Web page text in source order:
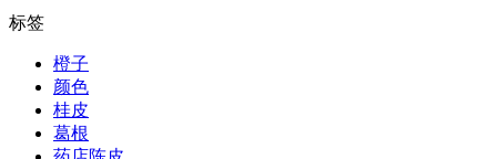
标签
橙子
颜色
桂皮
葛根